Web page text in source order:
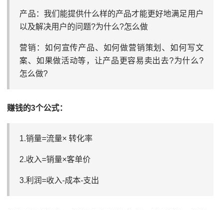
产品：我们能提供什么样的产品才能更好地满足用户
以及解决用户的问题?为什么?怎么做
营销：如何宣传产品、如何做营销策划、如何写文
案、如果做活动等，让产品更容易卖出去?为什么?
怎么做?
赚钱的3个公式：
1.销量=流量× 转化率
2.收入=销量×客单价
3.利润=收入-成本-支出